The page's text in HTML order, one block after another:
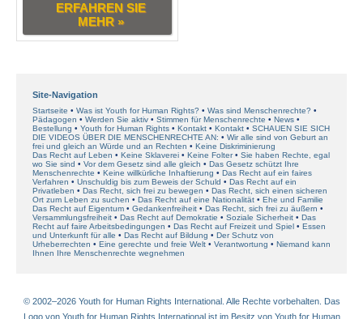
ERFAHREN SIE
MEHR »
Site-Navigation
Startseite Was ist Youth for Human Rights?
Was sind Menschenrechte?
Pädagogen
Werden Sie aktiv Stimmen für Menschenrechte
News
Bestellung
Youth for Human Rights Kontakt Kontakt
SCHAUEN SIE SICH
DIE VIDEOS ÜBER DIE MENSCHENRECHTE AN:
Wir alle sind von Geburt an
frei und gleich an Würde und an Rechten
Keine Diskriminierung
Das Recht auf Leben
Keine Sklaverei Keine Folter
Sie haben Rechte, egal
wo Sie sind
Vor dem Gesetz sind alle gleich
Das Gesetz schützt Ihre
Menschenrechte
Keine willkürliche Inhaftierung
Das Recht auf ein faires
Verfahren
Unschuldig bis zum Beweis der Schuld
Das Recht auf ein
Privatleben
Das Recht, sich frei zu bewegen
Das Recht, sich einen sicheren
Ort zum Leben zu suchen
Das Recht auf eine Nationalität
Ehe und Familie
Das Recht auf Eigentum
Gedankenfreiheit
Das Recht, sich frei zu äußern
Versammlungsfreiheit
Das Recht auf Demokratie Soziale Sicherheit
Das
Recht auf faire Arbeitsbedingungen
Das Recht auf Freizeit und Spiel
Essen
und Unterkunft für alle
Das Recht auf Bildung
Der Schutz von
Urheberrechten
Eine gerechte und freie Welt Verantwortung
Niemand kann
Ihnen Ihre Menschenrechte wegnehmen
© 2002–2026 Youth for Human Rights International. Alle Rechte vorbehalten. Das
Logo von Youth for Human Rights International ist im Besitz von Youth for Human